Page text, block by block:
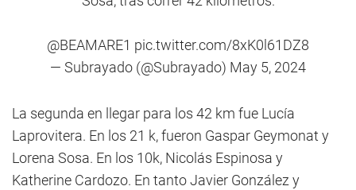
@BEAMARE1 pic.twitter.com/8xK0l61DZ8
— Subrayado (@Subrayado) May 5, 2024
La segunda en llegar para los 42 km fue Lucía
Laprovitera. En los 21 k, fueron Gaspar Geymonat y
Lorena Sosa. En los 10k, Nicolás Espinosa y
Katherine Cardozo. En tanto Javier González y